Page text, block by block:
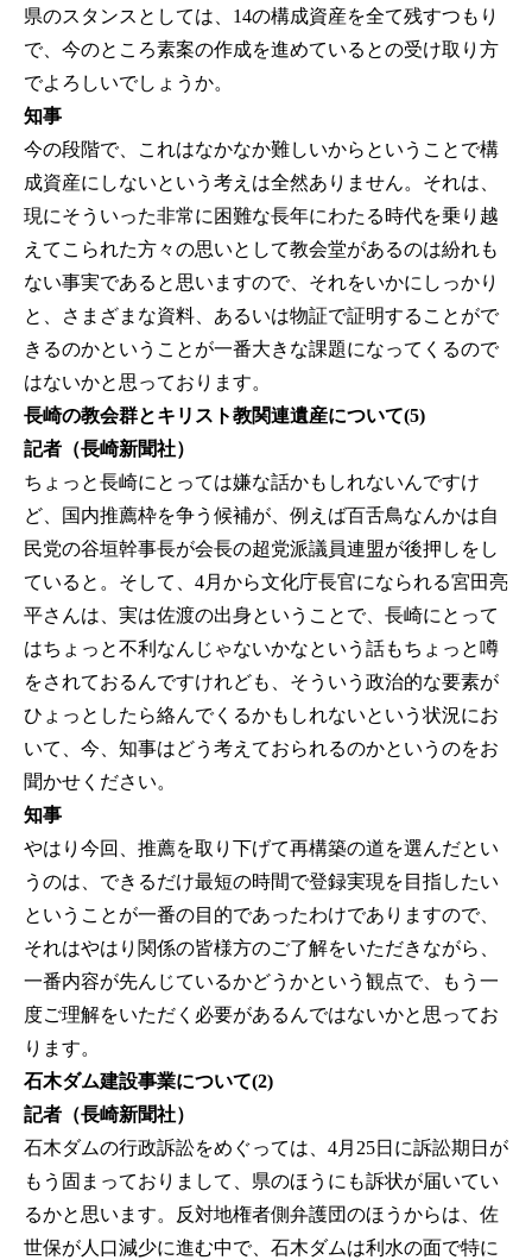
県のスタンスとしては、14の構成資産を全て残すつもり
で、今のところ素案の作成を進めているとの受け取り方
でよろしいでしょうか。
知事
今の段階で、これはなかなか難しいからということで構
成資産にしないという考えは全然ありません。それは、
現にそういった非常に困難な長年にわたる時代を乗り越
えてこられた方々の思いとして教会堂があるのは紛れも
ない事実であると思いますので、それをいかにしっかり
と、さまざまな資料、あるいは物証で証明することがで
きるのかということが一番大きな課題になってくるので
はないかと思っております。
長崎の教会群とキリスト教関連遺産について(5)
記者（長崎新聞社）
ちょっと長崎にとっては嫌な話かもしれないんですけ
ど、国内推薦枠を争う候補が、例えば百舌鳥なんかは自
民党の谷垣幹事長が会長の超党派議員連盟が後押しをし
ていると。そして、4月から文化庁長官になられる宮田亮
平さんは、実は佐渡の出身ということで、長崎にとって
はちょっと不利なんじゃないかなという話もちょっと噂
をされておるんですけれども、そういう政治的な要素が
ひょっとしたら絡んでくるかもしれないという状況にお
いて、今、知事はどう考えておられるのかというのをお
聞かせください。
知事
やはり今回、推薦を取り下げて再構築の道を選んだとい
うのは、できるだけ最短の時間で登録実現を目指したい
ということが一番の目的であったわけでありますので、
それはやはり関係の皆様方のご了解をいただきながら、
一番内容が先んじているかどうかという観点で、もう一
度ご理解をいただく必要があるんではないかと思ってお
ります。
石木ダム建設事業について(2)
記者（長崎新聞社）
石木ダムの行政訴訟をめぐっては、4月25日に訴訟期日が
もう固まっておりまして、県のほうにも訴状が届いてい
るかと思います。反対地権者側弁護団のほうからは、佐
世保が人口減少に進む中で、石木ダムは利水の面で特に